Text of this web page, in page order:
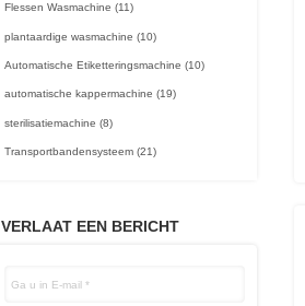
Flessen Wasmachine (11)
plantaardige wasmachine (10)
Automatische Etiketteringsmachine (10)
automatische kappermachine (19)
sterilisatiemachine (8)
Transportbandensysteem (21)
VERLAAT EEN BERICHT